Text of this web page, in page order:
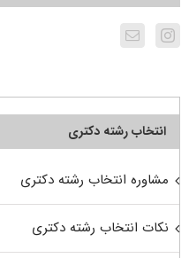
انتخاب رشته دکتری
مشاوره انتخاب رشته دکتری
نکات انتخاب رشته دکتری